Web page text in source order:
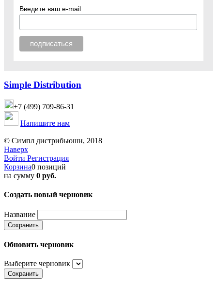
Введите ваш e-mail
Simple Distribution
+7 (499) 709-86-31
Напишите нам
© Симпл дистрибьюшн, 2018
Наверх
Войти Регистрация
Корзина0 позиций
на сумму 0 руб.
Создать новый черновик
Название
Сохранить
Обновить черновик
Выберите черновик
Сохранить